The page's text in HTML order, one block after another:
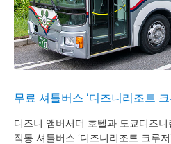
무료 셔틀버스 ‘디즈니리조트
디즈니 앰버서더 호텔과 도쿄디즈
직통 셔틀버스 ‘디즈니리조트 크루